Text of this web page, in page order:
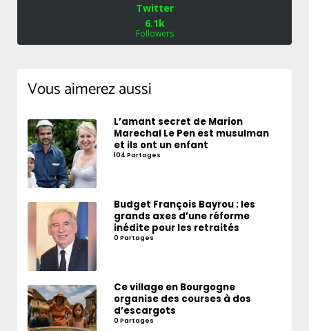
Twitter
6.1k
Followers
Vous aimerez aussi
L’amant secret de Marion
Marechal Le Pen est musulman
et ils ont un enfant
104 Partages
Budget François Bayrou : les
grands axes d’une réforme
inédite pour les retraités
0 Partages
Ce village en Bourgogne
organise des courses à dos
d’escargots
0 Partages